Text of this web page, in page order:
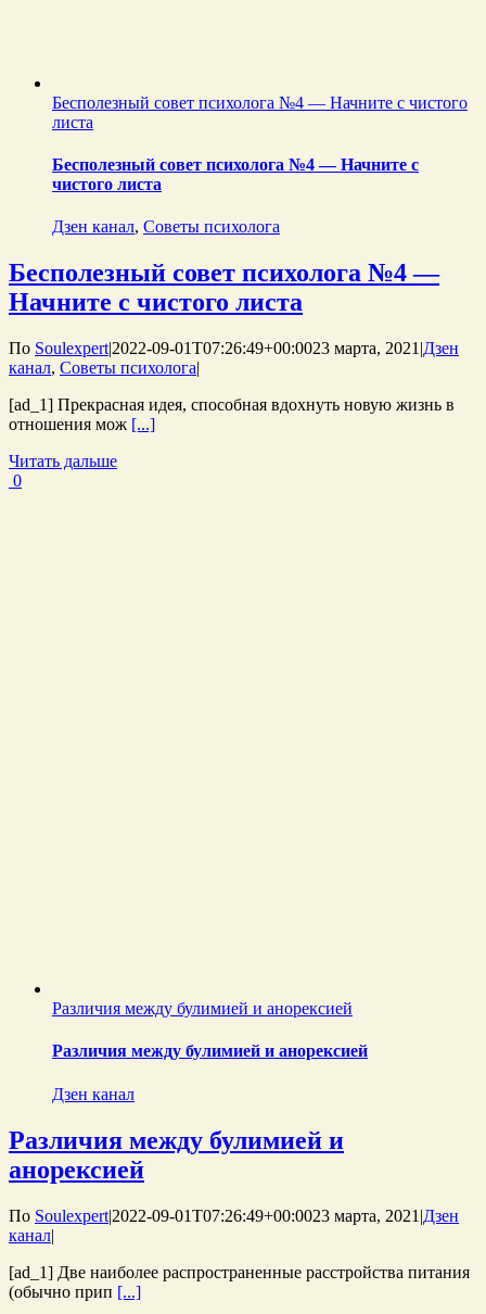
Бесполезный совет психолога №4 — Начните с чистого
листа
Бесполезный совет психолога №4 — Начните с
чистого листа
Дзен канал, Советы психолога
Бесполезный совет психолога №4 —
Начните с чистого листа
По Soulexpert|2022-09-01T07:26:49+00:0023 марта, 2021 |Дзен
канал, Советы психолога|
[ad_1] Прекрасная идея, способная вдохнуть новую жизнь в
отношения мож [...]
Читать дальше
0
Различия между булимией и анорексией
Различия между булимией и анорексией
Дзен канал
Различия между булимией и
анорексией
По Soulexpert|2022-09-01T07:26:49+00:0023 марта, 2021 |Дзен
канал|
[ad_1] Две наиболее распространенные расстройства питания
(обычно прип [...]